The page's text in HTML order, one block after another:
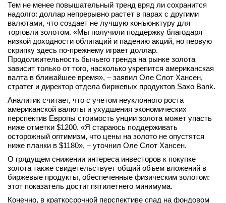
Тем не менее повышательный тренд вряд ли сохранится
надолго: доллар непрерывно растет в парах с другими
валютами, что создает не лучшую конъюнктуру для
торговли золотом. «Мы получили поддержку благодаря
низкой доходности облигаций и падению акций, но первую
скрипку здесь по-прежнему играет доллар.
Продолжительность бычьего тренда на рынке золота
зависит только от того, насколько укрепится американская
валта в ближайшее время», – заявил Оле Слот Хансен,
стратег и директор отдела биржевых продуктов Saxo Bank.
Аналитик считает, что с учетом неуклонного роста
американской валюты и ухудшения экономических
перспектив Европы стоимость унции золота может упасть
ниже отметки $1200. «Я стараюсь поддерживать
осторожный оптимизм, что цены на золото не опустятся
ниже планки в $1180», – уточнил Оле Слот Хансен.
О грядущем снижении интереса инвесторов к покупке
золота также свидетельствует общий объем вложений в
биржевые продукты, обеспеченные физическим золотом:
этот показатель достиг пятилетнего минимума.
Конечно, в краткосрочной перспективе спад на фондовом